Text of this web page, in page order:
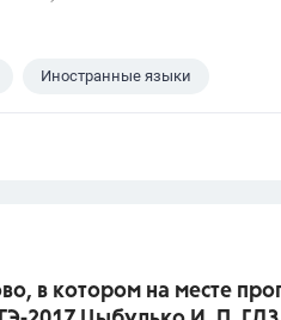
Иностранные языки
в котором на месте